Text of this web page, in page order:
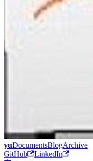
yuDocumentsBlogArchive
GitHub
LinkedIn